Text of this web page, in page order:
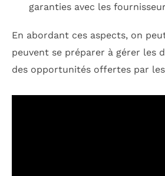
garanties avec les
En abordant ces aspects, on
peuvent se préparer à gérer les
des opportunités offertes par